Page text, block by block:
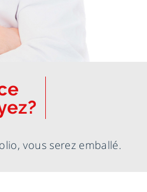
vous serez emballé.